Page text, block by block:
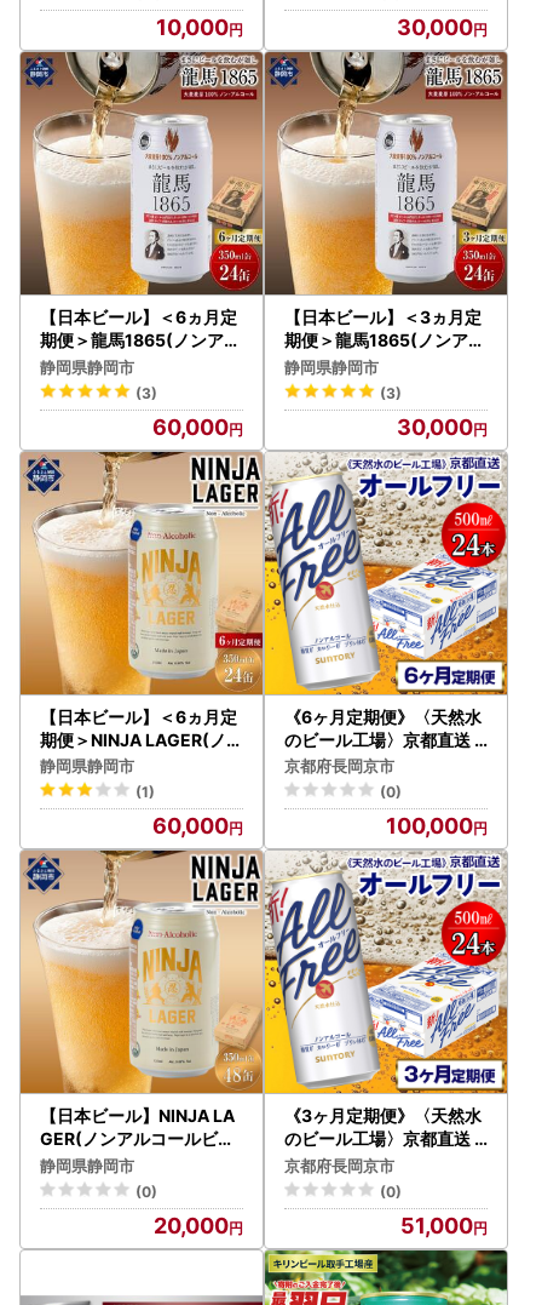
10,000
3回◆
30,000
【日本ビール】＜6ヵ月定
期便＞龍馬1865(ノンアル
コールビール)350ml×24
缶×6回
静岡県静岡市
(3)
60,000
【日本ビール】＜3ヵ月定
期便＞龍馬1865(ノンアル
コールビール)350ml×24
缶×3回◆
静岡県静岡市
(3)
30,000
【日本ビール】＜6ヵ月定
期便＞NINJA LAGER(ノン
アルコールビール)350ml
×24缶 ハラル認証済み×
6回
静岡県静岡市
(1)
60,000
《6ヶ月定期便》〈天然水
のビール工場〉京都直送
オールフリー500ml×24
本 全6回｜ノンアルコール
ビール サントリー [1551]
京都府長岡京市
(0)
100,000
【日本ビール】NINJA LA
GER(ノンアルコールビー
ル)2ケース 350ml×48
缶 ハラル認証済み
静岡県静岡市
(0)
20,000
《3ヶ月定期便》〈天然水
のビール工場〉京都直送
オールフリー500ml×24
本 全3回｜ノンアルコール
ビール サントリー [1549]
京都府長岡京市
(0)
51,000